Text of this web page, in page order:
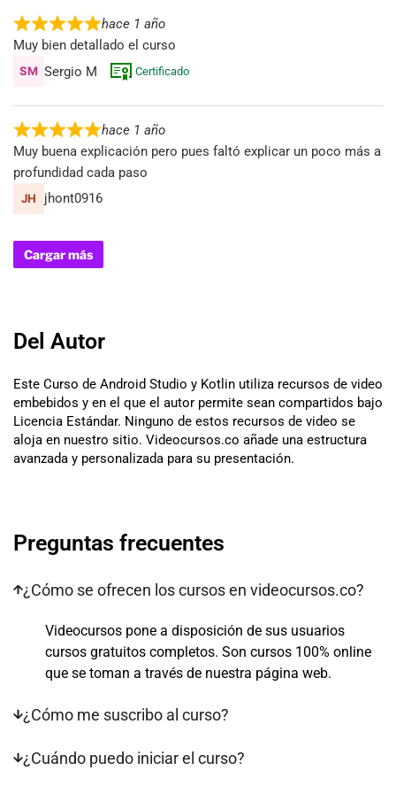
hace 1 año
Muy bien detallado el curso
Sergio M
Certificado
hace 1 año
Muy buena explicación pero pues faltó explicar un poco más a
profundidad cada paso
jhont0916
Cargar más
Del Autor
Este Curso de Android Studio y Kotlin utiliza recursos de video
embebidos y en el que el autor permite sean compartidos bajo
Licencia Estándar. Ninguno de estos recursos de video se
aloja en nuestro sitio. Videocursos.co añade una estructura
avanzada y personalizada para su presentación.
Preguntas frecuentes
¿Cómo se ofrecen los cursos en videocursos.co?
Videocursos pone a disposición de sus usuarios
cursos gratuitos completos. Son cursos 100% online
que se toman a través de nuestra página web.
¿Cómo me suscribo al curso?
¿Cuándo puedo iniciar el curso?